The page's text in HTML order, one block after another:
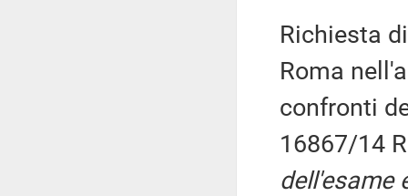
Richiesta
Roma
confronti
16867/14
dell'esame